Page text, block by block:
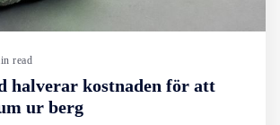
read
halverar kostnaden för att
ur berg